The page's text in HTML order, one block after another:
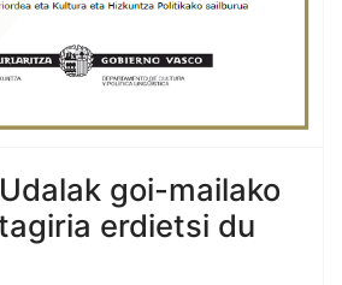
goi-mailako
erdietsi du